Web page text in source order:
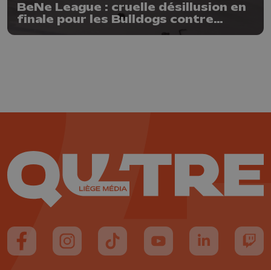
BeNe League : cruelle désillusion en
finale pour les Bulldogs contre
Suivez-nous sur FaceBook
Suivez-nous sur Instagram
Suivez-nous sur TikTok
Suivez-nous sur YouTube
Suivez-nous